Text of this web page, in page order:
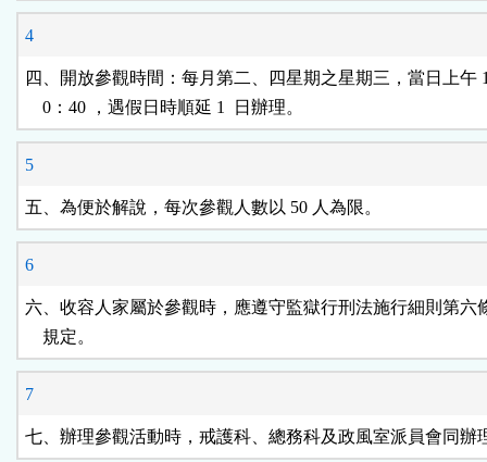
4
四、開放參觀時間：每月第二、四星期之星期三，當日上午
    0：40 ，遇假日時順延 1  日辦理。
5
五、為便於解說，每次參觀人數以 50 人為限。
6
六、收容人家屬於參觀時，應遵守監獄行刑法施行細則第六
    規定。
7
七、辦理參觀活動時，戒護科、總務科及政風室派員會同辦